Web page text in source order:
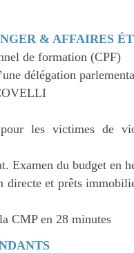
& AFFAIRES
de formation (CPF)
délégation
les victimes de
Examen du budget en
directe et prêts
CMP en 28 minutes